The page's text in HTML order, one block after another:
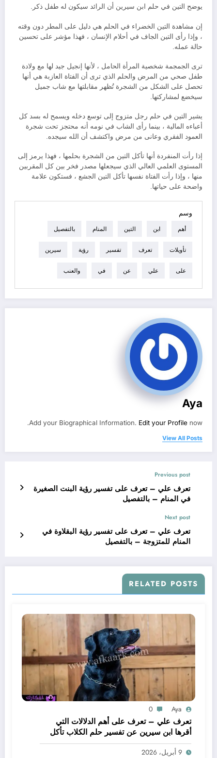
يوضح التين في حلم ابن سيرين أن الرائد سيكون له طفل ذكر.
إن مشاهدة التين الخضراء في الحلم هي دليل على المطر دون وقته
، وإذا رأى التين الجاف في أحلام الإنسان ، فهذا مؤشر على تحسين
حالة عمله.
ترى الجمجمة شخصية المرأة الحامل ، لأنها إنجيل جيد لها مع ولادة
طفل صحي من المرض والحلم الذي ترى أن الفتاة العازبة هي أنها
تحصل على الشكل من الشجرة تُظهر مقابلتها مع شاب جميل
سيخضع لمشاركتها.
يشير التين في حلم رجل متزوج إلى توسع دخله ويسمح له بسد كل
أعباءه المالية ، بينما رأى الشاب في نومه أنه محتجز تحت شجرة
العمود الفقري وعانى من مرض واكتشف أن الله سيجده.
إذا رأت المنفردة أنها تأكل التين من الشجرة بحلمها ، فهذا يرمز إلى
المستوى العلمي العالي الذي سيجعلها مصدر فخر بين كل المقربين
منها ، وإذا رأت الفتاة نفسها تأكل التين الجشع ، فستكون علامة
واضحة على حياتها.
وسم
أهم ابن التين المنام بالتفصيل
تأويلات تعرف تفسير رؤية سيرين
على علي عن في والعنب
Aya
Add your Biographical Information. Edit your Profile now.
View All Posts
Previous post
تعرف علي – تعرف على تفسير رؤية البنت الصغيرة
في المنام – بالتفصيل
Next post
تعرف علي – تعرف على تفسير رؤية البقلاوة في
المنام للمتزوجة – بالتفصيل
RELATED POSTS
Aya
0
تعرف علي – تعرف على أهم الدلالات التي
أقرها ابن سيرين عن تفسير حلم الكلاب تأكل
لحم – بالتفصيل
9 أبريل، 2026